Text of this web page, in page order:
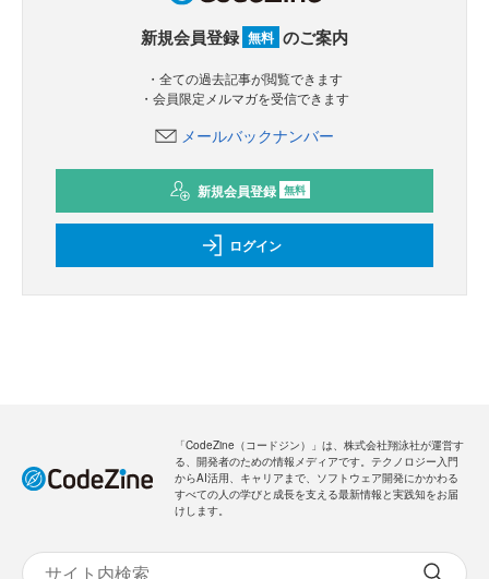
新規会員登録 無料 のご案内
・全ての過去記事が閲覧できます
・会員限定メルマガを受信できます
メールバックナンバー
新規会員登録 無料
ログイン
「CodeZine（コードジン）」は、株式会社翔泳社が運営す
る、開発者のための情報メディアです。テクノロジー入門
からAI活用、キャリアまで、ソフトウェア開発にかかわる
すべての人の学びと成長を支える最新情報と実践知をお届
けします。